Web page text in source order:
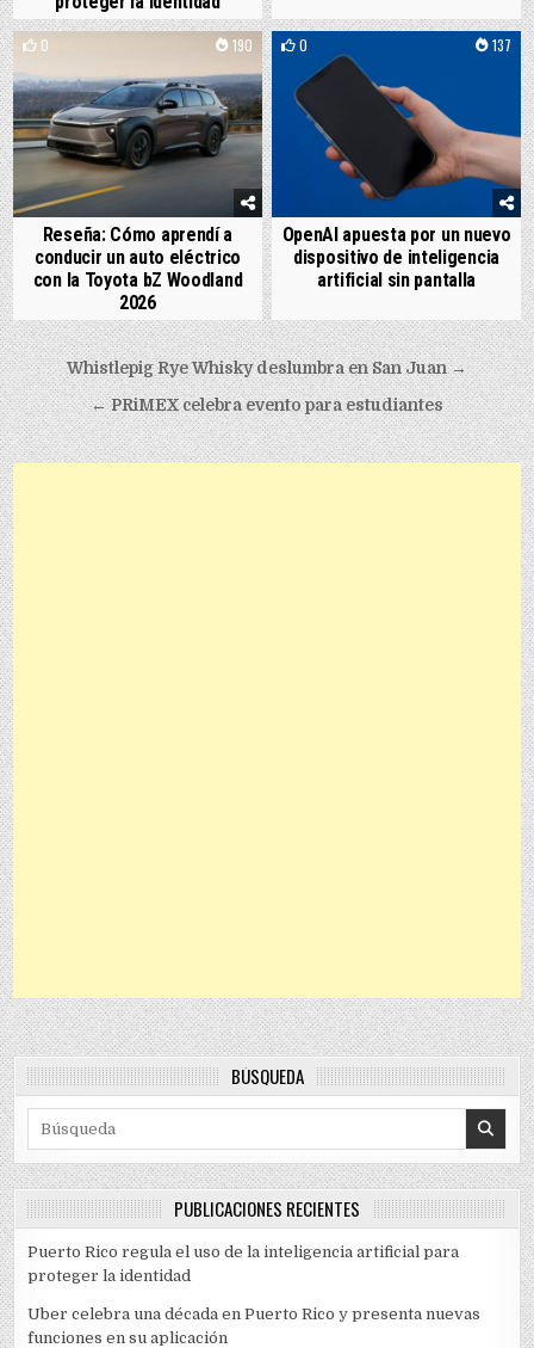
0 190
Reseña: Cómo aprendí a
conducir un auto eléctrico
con la Toyota bZ Woodland
2026
0 137
OpenAI apuesta por un nuevo
dispositivo de inteligencia
artificial sin pantalla
Post navigation
Whistlepig Rye Whisky deslumbra en San Juan →
← PRiMEX celebra evento para estudiantes
BÚSQUEDA
PUBLICACIONES RECIENTES
Puerto Rico regula el uso de la inteligencia artificial para
proteger la identidad
Uber celebra una década en Puerto Rico y presenta nuevas
funciones en su aplicación